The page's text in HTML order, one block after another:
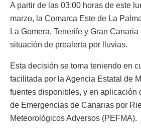
A partir de las 03:00 horas de este
marzo, la Comarca Este de La
La Gomera, Tenerife y Gran
situación de prealerta por lluvias.
Esta decisión se toma teniendo en
facilitada por la Agencia Estatal de
fuentes disponibles, y en aplicación
de Emergencias de Canarias por
Meteorológicos Adversos (PEFMA).